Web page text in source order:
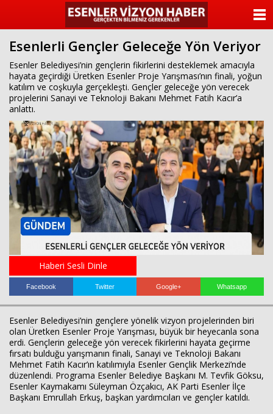
Esenlerli Gençler Geleceğe Yön Veriyor
Esenler Belediyesi’nin gençlerin fikirlerini desteklemek amacıyla
hayata geçirdiği Üretken Esenler Proje Yarışması’nın finali, yoğun
katılım ve coşkuyla gerçekleşti. Gençler geleceğe yön verecek
projelerini Sanayi ve Teknoloji Bakanı Mehmet Fatih Kacır’a
anlattı.
Haberi Sesli Dinle
Facebook Twitter Google+ Whatsapp
Esenler Belediyesi’nin gençlere yönelik vizyon projelerinden biri
olan Üretken Esenler Proje Yarışması, büyük bir heyecanla sona
erdi. Gençlerin geleceğe yön verecek fikirlerini hayata geçirme
fırsatı bulduğu yarışmanın finali, Sanayi ve Teknoloji Bakanı
Mehmet Fatih Kacır’ın katılımıyla Esenler Gençlik Merkezi’nde
düzenlendi. Programa Esenler Belediye Başkanı M. Tevfik Göksu,
Esenler Kaymakamı Süleyman Özçakıcı, AK Parti Esenler İlçe
Başkanı Emrullah Erkuş, başkan yardımcıları ve gençler katıldı.
ANASAYFA
KATEGORİLER
YAZARLAR
ANKETLER
FOTO GALERİ
VİDEO GALERİ
KÜNYE
İLETİŞİM
Haberin Doğru Adresi.